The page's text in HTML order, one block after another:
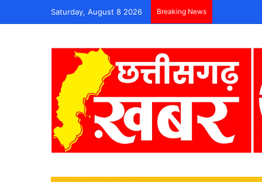
Saturday, August 8 2026 Breaking News